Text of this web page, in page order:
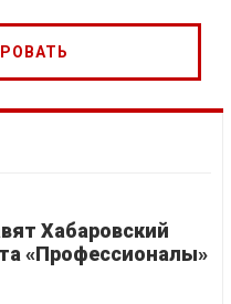
Хабаровский
«Профессионалы»